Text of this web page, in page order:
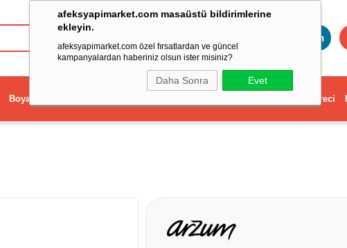
afeksyapimarket.com masaüstü bildirimlerine
ekleyin.
afeksyapimarket.com özel fırsatlardan ve güncel
kampanyalardan haberiniz olsun ister misiniz?
Daha Sonra Evet
Toptan
Boya Dekorasyon ve Ev Gereci